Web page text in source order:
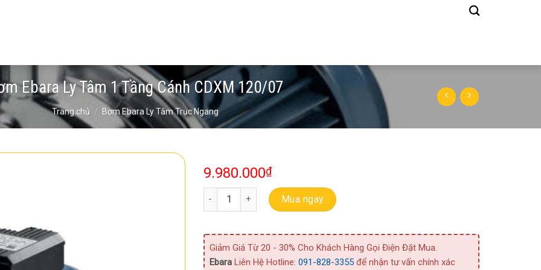
Ebara Ly Tâm 1 Tầng Cánh CDXM 120/07
Trang chủ / Bơm Ebara Ly Tâm Trục Ngang
9.980.000₫
Bơm Ebara Ly Tâm 1 Tầng Cánh CDXM 120/07 số lượng
Mua ngay
Giảm Giá Từ 20 - 30% Cho Khách Hàng Gọi Điện Đặt Mua.
EbaraLiên Hệ Hotline: 091-828-3355để nhận tư vấn chính xác